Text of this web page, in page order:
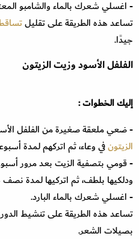
- اغسلي شعرك بالماء والشامبو
تساعد هذه الطريقة على تقليل
جيدًا.
الفلفل الأسود وزيت الزيتون
إليك الخطوات :
- ضعي ملعقة صغيرة من الفلفل
الزيتونفي وعاء، ثم اتركهم لمدة
- قومي بتصفية الزيت بعد مرور
ودلكيها بلطف، ثم اتركيها لمدة
- اغسلي شعرك بالماء البارد.
تساعد هذه الطريقة على تنشيط
بصيلات الشعر.